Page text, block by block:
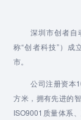
深圳市创者自
称“创者科技”）成
市。
公司注册资本
方米，拥有先进的
ISO9001质量体系